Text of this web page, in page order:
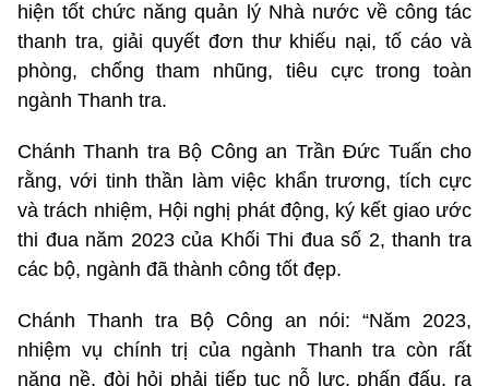
hiện tốt chức năng quản lý Nhà nước về công tác
thanh tra, giải quyết đơn thư khiếu nại, tố cáo và
phòng, chống tham nhũng, tiêu cực trong toàn
ngành Thanh tra.
Chánh Thanh tra Bộ Công an Trần Đức Tuấn cho
rằng, với tinh thần làm việc khẩn trương, tích cực
và trách nhiệm, Hội nghị phát động, ký kết giao ước
thi đua năm 2023 của Khối Thi đua số 2, thanh tra
các bộ, ngành đã thành công tốt đẹp.
Chánh Thanh tra Bộ Công an nói: “Năm 2023,
nhiệm vụ chính trị của ngành Thanh tra còn rất
nặng nề, đòi hỏi phải tiếp tục nỗ lực, phấn đấu, ra